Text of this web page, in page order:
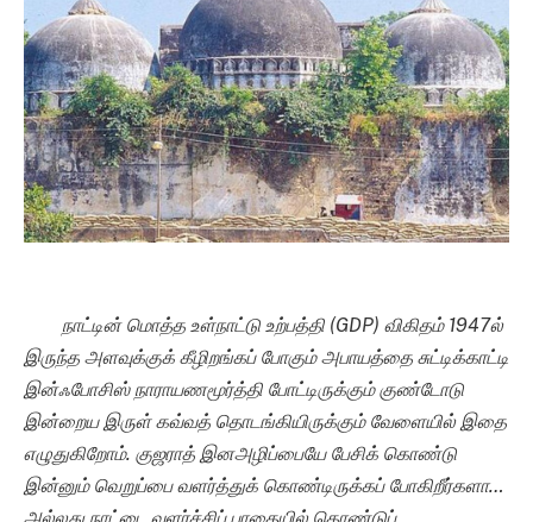
நாட்டின் மொத்த உள்நாட்டு உற்பத்தி (GDP) விகிதம் 1947ல்
இருந்த அளவுக்குக் கீழிறங்கப் போகும் அபாயத்தை சுட்டிக்காட்டி
இன்ஃபோசிஸ் நாராயணமூர்த்தி போட்டிருக்கும் குண்டோடு
இன்றைய இருள் கவ்வத் தொடங்கியிருக்கும் வேளையில் இதை
எழுதுகிறோம். குஜராத் இனஅழிப்பையே பேசிக் கொண்டு
இன்னும் வெறுப்பை வளர்த்துக் கொண்டிருக்கப் போகிறீர்களா…